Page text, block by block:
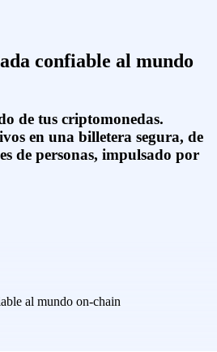
confiable al mundo
de tus criptomonedas.
en una billetera segura, de
de personas, impulsado por